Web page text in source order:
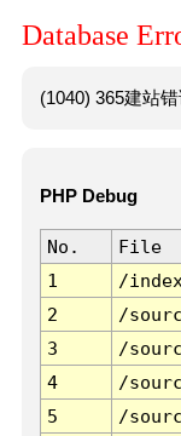
Database
(1040) 365建站
PHP Debug
No. File
1
/
2
/
3
/
4
/
5
/